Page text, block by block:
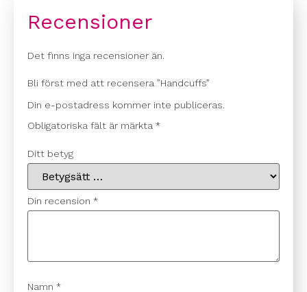
Recensioner
Det finns inga recensioner än.
Bli först med att recensera ”Handcuffs”
Din e-postadress kommer inte publiceras.
Obligatoriska fält är märkta *
Ditt betyg
Din recension *
Namn *